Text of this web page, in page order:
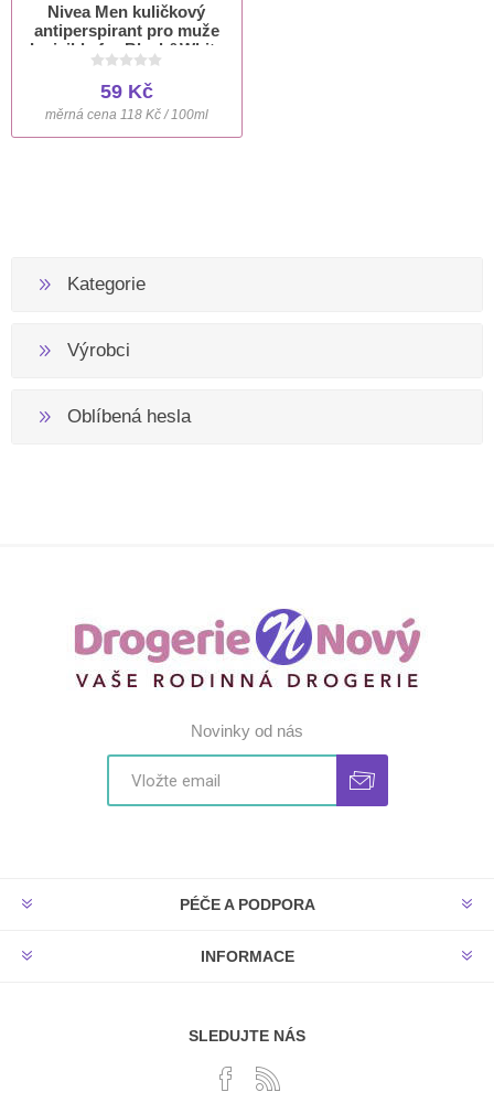
Nivea Men kuličkový
antiperspirant pro muže
Invisible for Black&White
50 ml
59 Kč
měrná cena 118 Kč / 100ml
Kategorie
Výrobci
Oblíbená hesla
Novinky od nás
PÉČE A PODPORA
INFORMACE
SLEDUJTE NÁS